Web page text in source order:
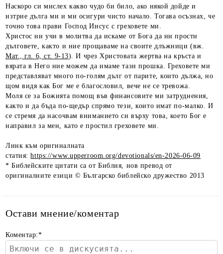
Наскоро си мислех какво чудо би било, ако някой дойде и
изтрие дълга ми и ми осигури чисто начало. Тогава осъзнах, че
точно това прави Господ Иисус с греховете ми.
Христос ни учи в молитва да искаме от Бога да ни прости
дълговете, както и ние прощаваме на своите длъжници (вж.
Мат., гл. 6, ст. 9-13). И чрез Христовата жертва на кръста и
вярата в Него ние можем да имаме тази прошка. Греховете ми
представляват много по-голям дълг от парите, които дължа, но
щом видя как Бог ме е благословил, вече не се тревожа.
Моля се за Божията помощ във финансовите ми затруднения,
както и да бъда по-щедър спрямо тези, които имат по-малко. И
се стремя да насочвам вниманието си върху това, което Бог е
направил за мен, като е простил греховете ми.
Линк към оригиналната
статия:https://www.upperroom.org/devotionals/en-2026-06-09
* Библейските цитати са от Библия, нов превод от
оригиналните езици © Българско библейско дружество 2013
Остави мнение/коментар
Коментар:*